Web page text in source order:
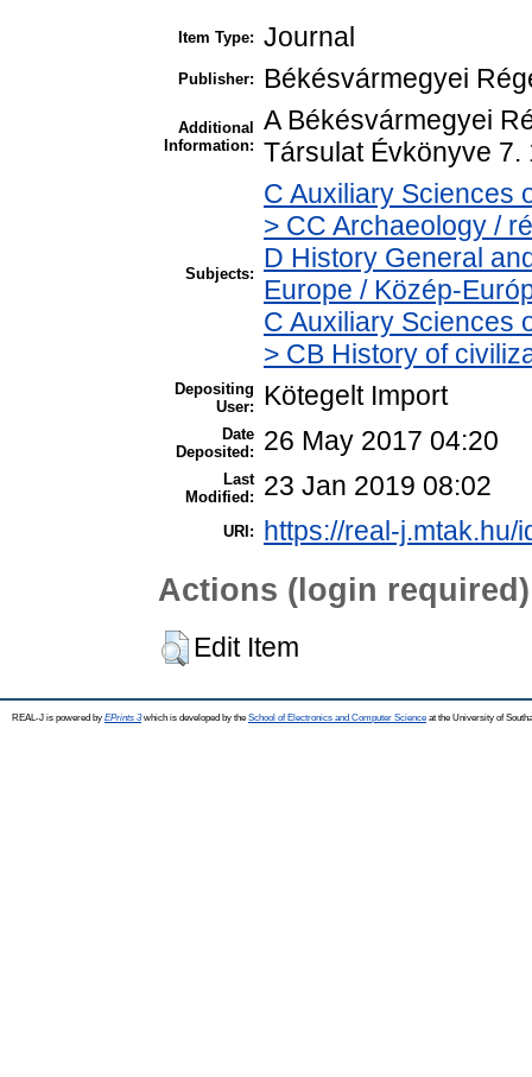
Item Type: Journal
Publisher: Békésvármegyei
Additional
Information:
A Békésvármegyei
Társulat Évkönyve 7.
Subjects:
C Auxiliary Sciences
> CC Archaeology /
D History General
Europe / Közép-
C Auxiliary Sciences
> CB History of
Depositing
User:
Kötegelt Import
Date
Deposited:
26 May 2017 04:20
Last
Modified:
23 Jan 2019 08:02
URI: https://real-j.mtak.hu/
Actions (login required)
Edit Item
REAL-J is powered by EPrints 3which is developed by the School of Electronics and Computer Science at the University of